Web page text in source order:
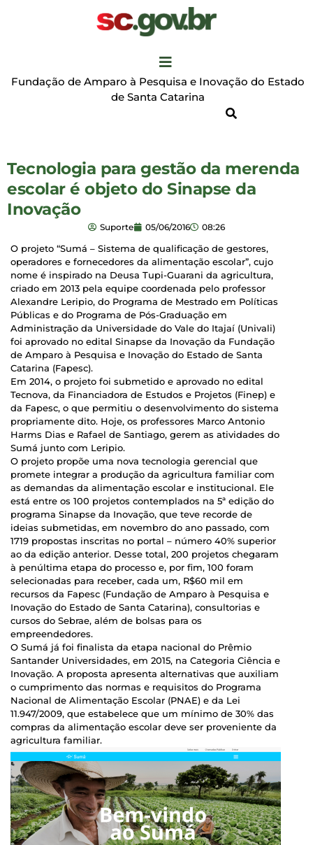
Fundação de Amparo à Pesquisa e Inovação do Estado
de Santa Catarina
Tecnologia para gestão da merenda
escolar é objeto do Sinapse da
Inovação
Suporte 05/06/2016 08:26
O projeto “Sumá – Sistema de qualificação de gestores,
operadores e fornecedores da alimentação escolar”, cujo
nome é inspirado na Deusa Tupi-Guarani da agricultura,
criado em 2013 pela equipe coordenada pelo professor
Alexandre Leripio, do Programa de Mestrado em Políticas
Públicas e do Programa de Pós-Graduação em
Administração da Universidade do Vale do Itajaí (Univali)
foi aprovado no edital Sinapse da Inovação da Fundação
de Amparo à Pesquisa e Inovação do Estado de Santa
Catarina (Fapesc).
Em 2014, o projeto foi submetido e aprovado no edital
Tecnova, da Financiadora de Estudos e Projetos (Finep) e
da Fapesc, o que permitiu o desenvolvimento do sistema
propriamente dito. Hoje, os professores Marco Antonio
Harms Dias e Rafael de Santiago, gerem as atividades do
Sumá junto com Leripio.
O projeto propõe uma nova tecnologia gerencial que
promete integrar a produção da agricultura familiar com
as demandas da alimentação escolar e institucional. Ele
está entre os 100 projetos contemplados na 5ª edição do
programa Sinapse da Inovação, que teve recorde de
ideias submetidas, em novembro do ano passado, com
1719 propostas inscritas no portal – número 40% superior
ao da edição anterior. Desse total, 200 projetos chegaram
à penúltima etapa do processo e, por fim, 100 foram
selecionadas para receber, cada um, R$60 mil em
recursos da Fapesc (Fundação de Amparo à Pesquisa e
Inovação do Estado de Santa Catarina), consultorias e
cursos do Sebrae, além de bolsas para os
empreendedores.
O Sumá já foi finalista da etapa nacional do Prêmio
Santander Universidades, em 2015, na Categoria Ciência e
Inovação. A proposta apresenta alternativas que auxiliam
o cumprimento das normas e requisitos do Programa
Nacional de Alimentação Escolar (PNAE) e da Lei
11.947/2009, que estabelece que um mínimo de 30% das
compras da alimentação escolar deve ser proveniente da
agricultura familiar.